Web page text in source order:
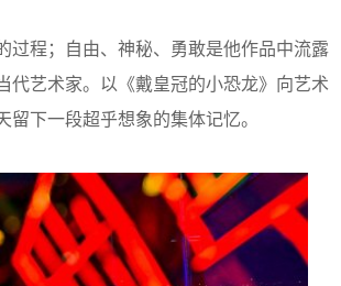
程；自由、神秘、勇敢是他作品中流露
代艺术家。以《戴皇冠的小恐龙》向艺术
下一段超乎想象的集体记忆。